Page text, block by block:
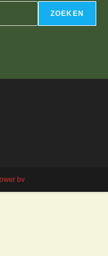
ZOEKEN
bv